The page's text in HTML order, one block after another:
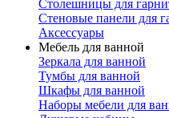
Столешницы для
Стеновые панели для
Аксессуары
Мебель для ванной
Зеркала для ванной
Тумбы для ванной
Шкафы для ванной
Наборы мебели для